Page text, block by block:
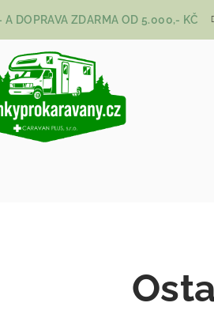
A DOPRAVA ZDARMA OD 5.000,- KČ